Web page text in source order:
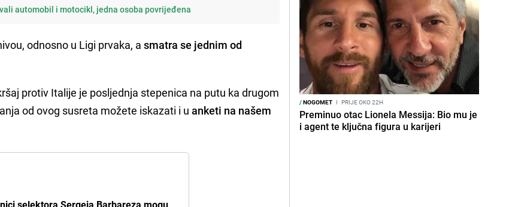
automobil i motocikl, jedna osoba povrijeđena
odnosno u Ligi prvaka, asmatra se jednim od
protiv Italije je posljednja stepenica na putu ka drugom
od ovog susreta možete iskazati i u anketi na našem
/NOGOMET I PRIJE OKO 22H
Preminuo otac Lionela Messija: Bio mu je
i agent te ključna figura u karijeri